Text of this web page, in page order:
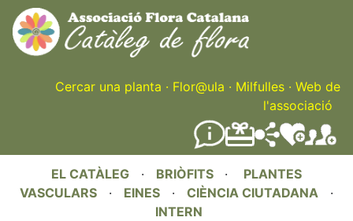
Skip
to
main
content
Cercar una planta · Flor@ula · Milfulles · Web de
l'associació
EL CATÀLEG · BRIÒFITS · PLANTES
VASCULARS · EINES · CIÈNCIA CIUTADANA ·
INTERN